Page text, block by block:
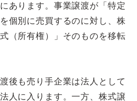
あります。事業譲渡が「特定
個別に売買するのに対し、株
（所有権）」そのものを移転
後も売り手企業は法人として
人に入ります。一方、株式譲